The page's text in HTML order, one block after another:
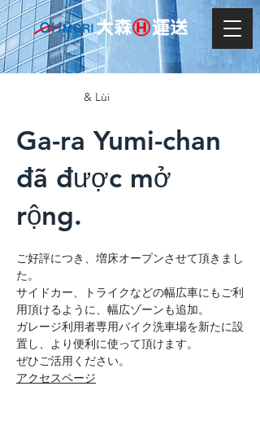
& Lùi
Ga-ra Yumi-chan
đã được mở
rộng.
ご好評につき、増床オープンさせて頂きまし
た。
サイドカー、トライクなどの幅広車にもご利
用頂けるように、幅広ゾーンも追加。
ガレージ利用者専用バイク洗車場を新たに設
置し、より便利に使って頂けます。
ぜひご活用ください。
アクセスページ